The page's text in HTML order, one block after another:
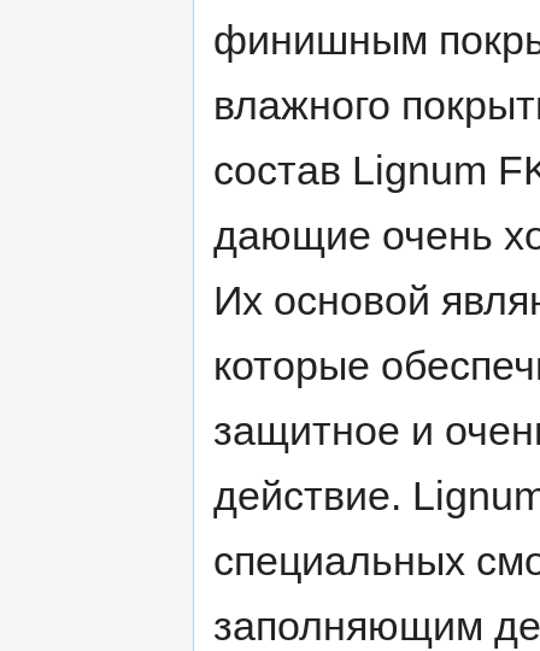
финишным
влажного
состав Lignum
дающие очень
Их основой
которые
защитное и
действие.
специальных
заполняющим